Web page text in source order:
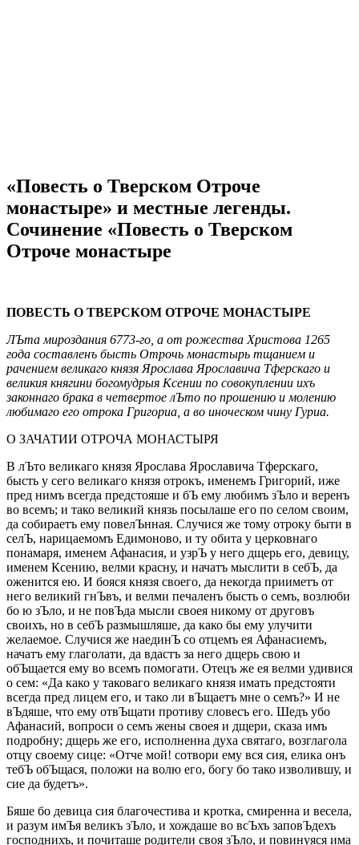
«Повесть о Тверском Отроче
монастыре» и местные легенды.
Cочинение «Повесть о Тверском
Отроче монастыре
ПОВЕСТЬ О ТВЕРСКОМ ОТРОЧЕ МОНАСТЫРЕ
ЛЪта мироздания 6773-го, а от рожества Христова 1265
года составленъ бысть Отрочь монастырь тщанием и
рачением великаго князя Ярослава Ярославича Тферскаго и
великия княгини богомудрыя Ксении по совокуплении ихъ
законнаго брака в четвертое лЪто по прошению и молению
любимаго его отрока Григориа, а во иноческом чину Гуриа.
О ЗАЧАТИИ ОТРОЧА МОНАСТЫРЯ
В лЪто великаго князя Ярослава Ярославича Тферскаго,
бысть у сего великаго князя отрокъ, именемъ Григорий, иже
пред нимъ всегда предстояше и бЪ ему любимъ зЪло и веренъ
во всемъ; и тако великий князь посылаше его по селом своим,
да собираетъ ему повелЪнная. Случися же тому отроку быти в
селЪ, нарицаемомъ Едимоново, и ту обита у церковнаго
понамаря, именем Афанасия, и узрЪ у него дщерь его, девицу,
именем Ксению, велми красну, и начатъ мыслити в себЪ, да
оженится ею. И бояся князя своего, да некогда прииметъ от
него великий гнЪвъ, и велми печаленъ бысть о семъ, возлюби
бо ю зЪло, и не повЪда мысли своея никому от друговъ
своихъ, но в себЪ размышляше, да како бы ему улучити
желаемое. Случися же наединЪ со отцемъ ея Афанасиемъ,
начатъ ему глаголати, да вдастъ за него дщерь свою и
обЪщается ему во всемъ помогати. Отецъ же ея велми удивися
о сем: «Да како у таковаго великаго князя имать предстояти
всегда пред лицем его, и тако ли вЪщаетъ мне о семъ?» И не
вЪдяше, что ему отвЪщати противу словесъ его. Шедъ убо
Афанасий, вопроси о семъ жены своея и дщери, сказа имъ
подробну; дщерь же его, исполненна духа святаго, возглагола
отцу своему сице: «Отче мой! сотвори ему вся сия, елика онъ
тебЪ обЪщася, положи на волю его, богу бо тако изволившу, и
сие да будетъ».
Бяше бо девица сия благочестива и кротка, смиренна и весела,
и разум имЪя великъ зЪло, и хождаше во всЪхъ заповЪдехъ
господнихъ, и почиташе родители своя зЪло, и повинуяся има